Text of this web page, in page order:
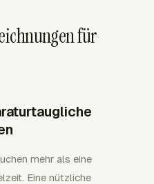
für
mehr als eine
Eine nützliche